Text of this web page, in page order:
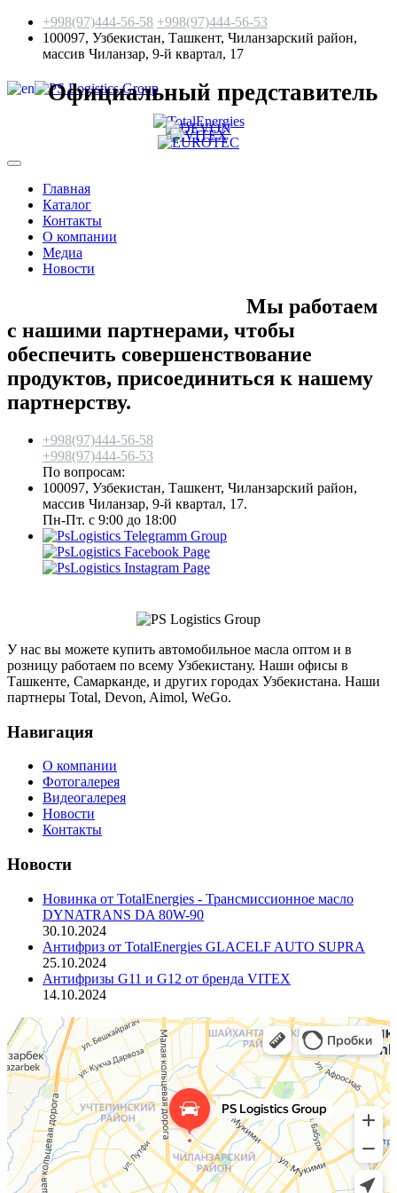
+998(97)444-56-58 +998(97)444-56-53
100097, Узбекистан, Ташкент, Чиланзарский район,
массив Чиланзар, 9-й квартал, 17
Официальный представитель
Главная
Каталог
Контакты
О компании
Медиа
Новости
Мы работаем
с нашими партнерами, чтобы
обеспечить совершенствование
продуктов, присоединиться к нашему
партнерству.
+998(97)444-56-58
+998(97)444-56-53
По вопросам:
100097, Узбекистан, Ташкент, Чиланзарский район,
массив Чиланзар, 9-й квартал, 17.
Пн-Пт. с 9:00 до 18:00
У нас вы можете купить автомобильное масла оптом и в
розницу работаем по всему Узбекистану. Наши офисы в
Ташкенте, Самарканде, и других городах Узбекистана. Наши
партнеры Total, Devon, Aimol, WeGo.
Навигация
О компании
Фотогалерея
Видеогалерея
Новости
Контакты
Новости
Новинка от TotalEnergies - Трансмиссионное масло
DYNATRANS DA 80W-90
30.10.2024
Антифриз от TotalEnergies GLAСELF AUTO SUPRA
25.10.2024
Антифризы G11 и G12 от бренда VITEX
14.10.2024